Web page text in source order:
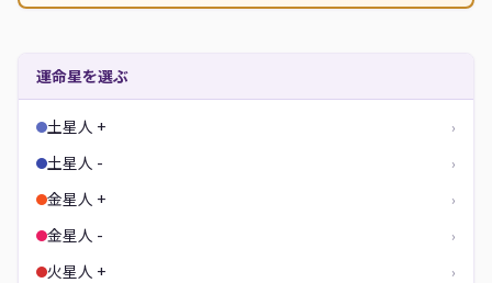
運命星を選ぶ
土星人 + ›
土星人 - ›
金星人 + ›
金星人 - ›
火星人 + ›